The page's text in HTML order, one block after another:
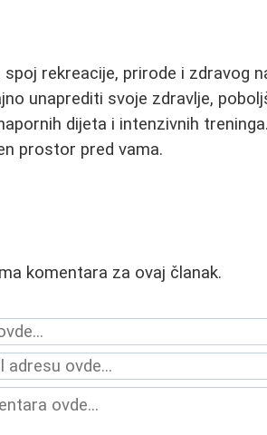
rekreacije, prirode i zdravog
unaprediti svoje zdravlje,
dijeta i intenzivnih
prostor pred vama.
komentara za ovaj članak.